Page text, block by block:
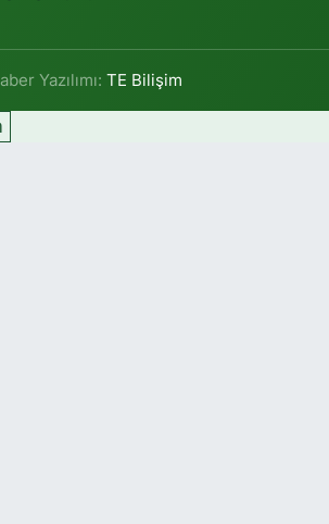
Yazılımı:TE Bilişim